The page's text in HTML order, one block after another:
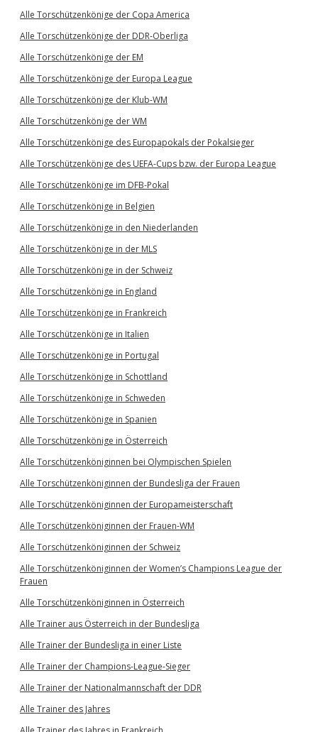
Alle Torschützenkönige der Copa America
Alle Torschützenkönige der DDR-Oberliga
Alle Torschützenkönige der EM
Alle Torschützenkönige der Europa League
Alle Torschützenkönige der Klub-WM
Alle Torschützenkönige der WM
Alle Torschützenkönige des Europapokals der Pokalsieger
Alle Torschützenkönige des UEFA-Cups bzw. der Europa League
Alle Torschützenkönige im DFB-Pokal
Alle Torschützenkönige in Belgien
Alle Torschützenkönige in den Niederlanden
Alle Torschützenkönige in der MLS
Alle Torschützenkönige in der Schweiz
Alle Torschützenkönige in England
Alle Torschützenkönige in Frankreich
Alle Torschützenkönige in Italien
Alle Torschützenkönige in Portugal
Alle Torschützenkönige in Schottland
Alle Torschützenkönige in Schweden
Alle Torschützenkönige in Spanien
Alle Torschützenkönige in Österreich
Alle Torschützenköniginnen bei Olympischen Spielen
Alle Torschützenköniginnen der Bundesliga der Frauen
Alle Torschützenköniginnen der Europameisterschaft
Alle Torschützenköniginnen der Frauen-WM
Alle Torschützenköniginnen der Schweiz
Alle Torschützenköniginnen der Women’s Champions League der
Frauen
Alle Torschützenköniginnen in Österreich
Alle Trainer aus Österreich in der Bundesliga
Alle Trainer der Bundesliga in einer Liste
Alle Trainer der Champions-League-Sieger
Alle Trainer der Nationalmannschaft der DDR
Alle Trainer des Jahres